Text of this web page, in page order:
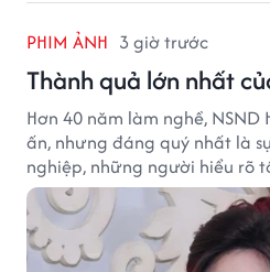
PHIM ẢNH 3 giờ trước
Thành quả lớn nhất
Hơn 40 năm làm nghề, NSND
ấn, nhưng đáng quý nhất là
nghiệp, những người hiểu rõ
nghệ thuật.